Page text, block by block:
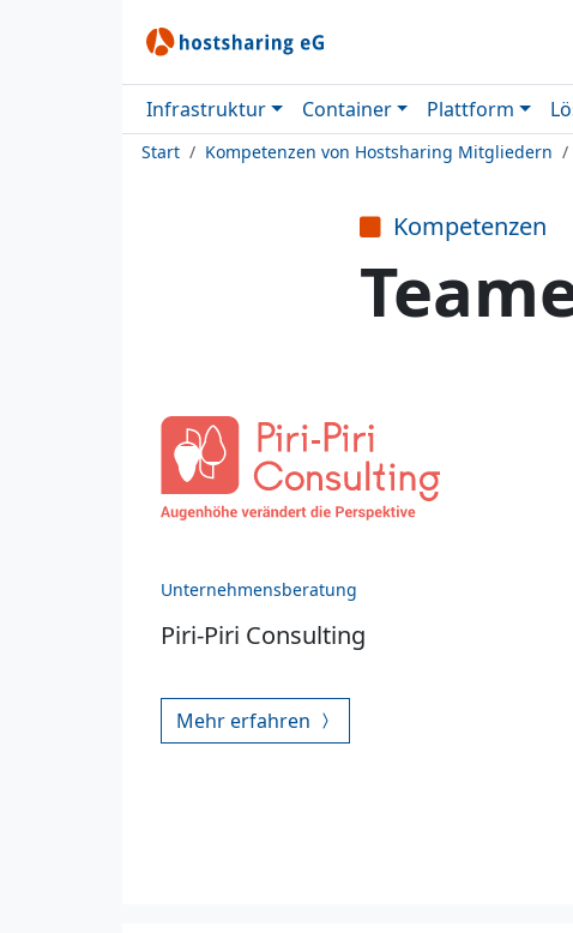
Infrastruktur Container Plattform
Start Kompetenzen von Hostsharing Mitgliedern
Kompetenzen
Unternehmensberatung
Piri-Piri Consulting
Mehr erfahren